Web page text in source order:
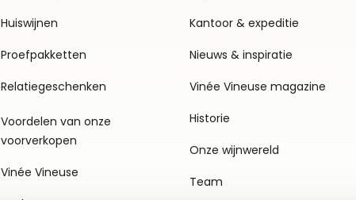
Huiswijnen
Proefpakketten
Relatiegeschenken
Voordelen van onze
voorverkopen
Vinée Vineuse
Kantoor & expeditie
Nieuws & inspiratie
Vinée Vineuse magazine
Historie
Onze wijnwereld
Team